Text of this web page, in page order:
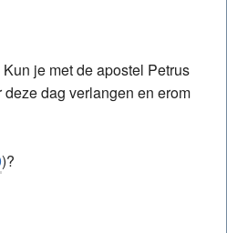
je met de apostel Petrus
dag verlangen en erom
)?